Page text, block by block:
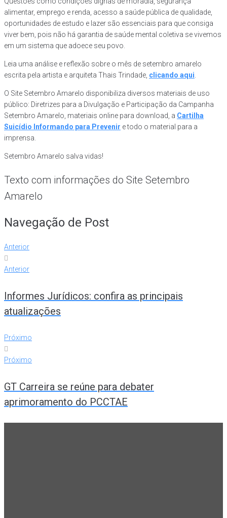
alimentar, emprego e renda, acesso a saúde pública de qualidade,
oportunidades de estudo e lazer são essenciais para que consiga
viver bem, pois não há garantia de saúde mental coletiva se vivemos
em um sistema que adoece seu povo.
Leia uma análise e reflexão sobre o mês de setembro amarelo
escrita pela artista e arquiteta Thais Trindade, clicando aqui
O Site Setembro Amarelo disponibiliza diversos materiais de uso
público: Diretrizes para a Divulgação e Participação da Campanha
Setembro Amarelo, materiais online para download, a Cartilha
Suicídio Informando para Prevenir e todo o material para a
imprensa.
Setembro Amarelo salva vidas!
Texto com informações do Site Setembro
Amarelo
Navegação de Post
Anterior
Anterior
Informes Jurídicos: confira as principais
atualizações
Próximo
Próximo
GT Carreira se reúne para debater
aprimoramento do PCCTAE